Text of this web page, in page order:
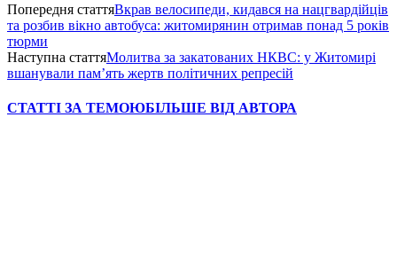
Попередня статтяВкрав велосипеди, кидався на нацгвардійців
та розбив вікно автобуса: житомирянин отримав понад 5 років
тюрми
Наступна статтяМолитва за закатованих НКВС: у Житомирі
вшанували пам’ять жертв політичних репресій
СТАТТІ ЗА ТЕМОЮБІЛЬШЕ ВІД АВТОРА